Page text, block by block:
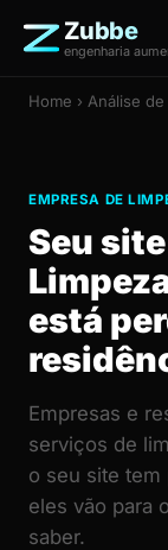
Zubbe
engenharia
Home › Análise de
EMPRESA DE
Seu
está
Empresas e
serviços de
o seu site tem
eles vão para
saber.